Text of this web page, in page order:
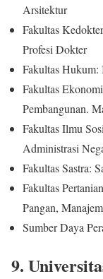
Arsitektur
Fakultas
Profesi Dokter
Fakultas
Fakultas
Pembangunan.
Fakultas Ilmu
Administrasi
Fakultas Sastra:
Fakultas
Pangan,
Sumber Daya
9.